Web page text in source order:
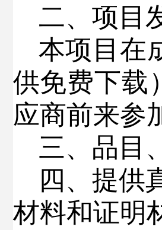
二、项目
本项目在
供免费下载
应商前来参
三、品目
四、提供
材料和证明